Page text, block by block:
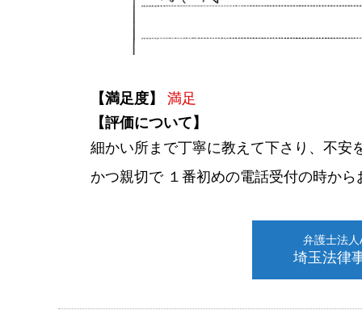
【満足度】
満足
【評価について】
細かい所まで丁寧に教えて下さり、不安
かつ親切で １番初めの電話受付の時か
弁護士法
埼玉法律